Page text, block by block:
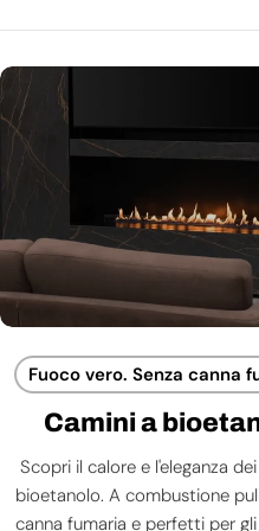
Fuoco vero. Senza canna
Camini a
Scopri il calore e l'eleganza
bioetanolo. A combustione
canna fumaria e perfetti per